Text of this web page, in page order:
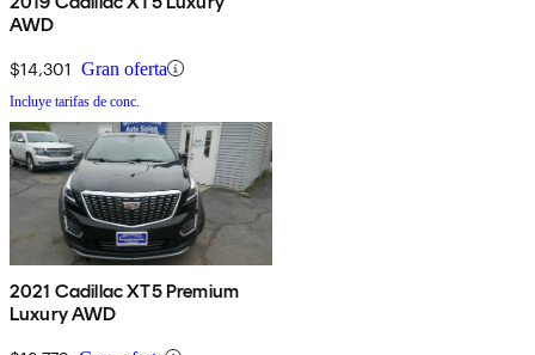
AWD
$14,301 Gran oferta
Incluye tarifas de conc.
2021 Cadillac XT5 Premium
Luxury AWD